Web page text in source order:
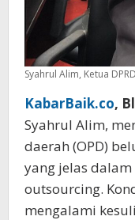
Syahrul Alim, Ketua
KabarBaik.co,
Syahrul Alim,
daerah (OPD)
yang jelas
outsourcing.
mengalami